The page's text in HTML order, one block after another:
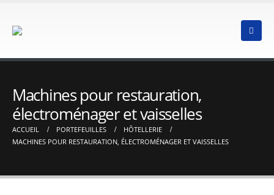
Machines pour restauration,
électroménager et vaisselles
ACCUEIL PORTEFEUILLES
HÔTELLERIE
MACHINES POUR RESTAURATION, ÉLECTROMÉNAGER ET VAISSELLES